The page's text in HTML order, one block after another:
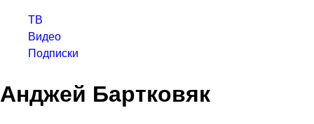
ТВ
Видео
Подписки
Анджей Бартковяк